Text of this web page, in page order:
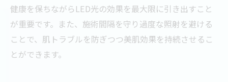
健康を保ちながらLED光の効果を最大限に引き出すこと
が重要です。また、施術間隔を守り過度な照射を避ける
ことで、肌トラブルを防ぎつつ美肌効果を持続させるこ
とができます。